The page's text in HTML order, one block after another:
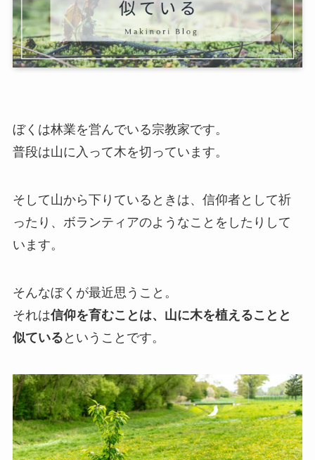
ぼくは林業を営んでいる宗教家です。
普段は山に入って木を切っています。
そして山から下りているときは、信仰者として祈
ったり、ボランティアのようなことをしたりして
います。
そんなぼくが最近思うこと。
それは信仰を育むことは、山に木を植えることと
似ている ということです。